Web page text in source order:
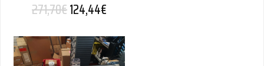
271,70€124,44€